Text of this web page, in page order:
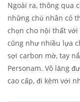
Ngoài ra, thông qua
những chủ nhân có
chọn cho nội thất với
cũng như nhiều lựa
sợi carbon mờ, tay
Personam. Vô lăng
cao cấp, đi kèm với